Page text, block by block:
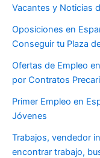
Vacantes y Noticias
Oposiciones en
Conseguir tu Plaza
Ofertas de Empleo
por Contratos
Primer Empleo en
Jóvenes
Trabajos, vendedor
encontrar trabajo,